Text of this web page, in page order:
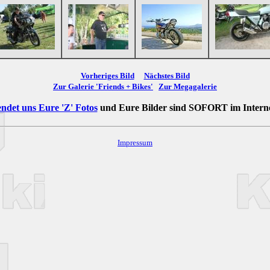
Vorheriges Bild
Nächstes Bild
Zur Galerie 'Friends + Bikes'
Zur Megagalerie
uns Eure 'Z' Fotosund Eure Bilder sind SOFORTim
Impressum